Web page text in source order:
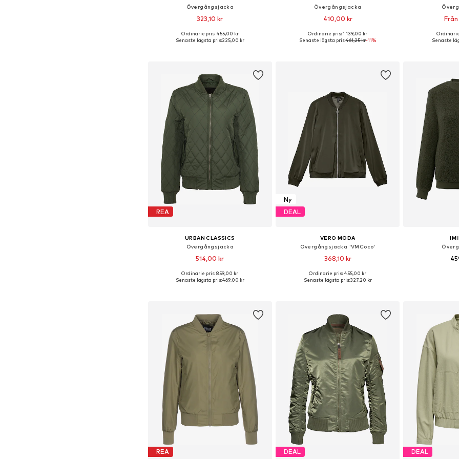
Övergångsjacka
323,10 kr
Tillgängliga storlekar: XS, S, M, L, XL
Ordinarie pris: 455,00 kr
Senaste lägsta pris:225,00 kr
Övergångsjacka
410,00 kr
Tillgängliga storlekar: XS, M, L, XL
Ordinarie pris: 1 139,00 kr
Senaste lägsta pris:461,25 kr-11%
Från
Senaste
REA
URBAN CLASSICS
Övergångsjacka
514,00 kr
+2
Tillgängliga storlekar: XS, S, M, L, XL
Ordinarie pris: 859,00 kr
Senaste lägsta pris:469,00 kr
Ny
DEAL
VERO MODA
Övergångsjacka 'VMCoco'
368,10 kr
+21
Tillgängliga storlekar: XS, S, M, L, XL
Ordinarie pris: 455,00 kr
Senaste lägsta pris:327,20 kr
REA DEAL DEAL